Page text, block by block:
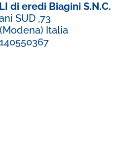
di eredi Biagini S.N.C.
SUD ,73
Italia